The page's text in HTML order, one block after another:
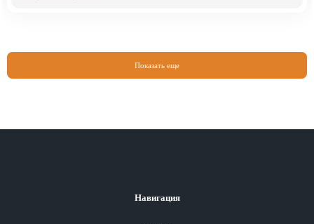
Показать еще
Навигация